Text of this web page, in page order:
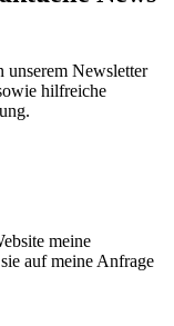
unserem Newsletter
hilfreiche
meine
auf meine Anfrage